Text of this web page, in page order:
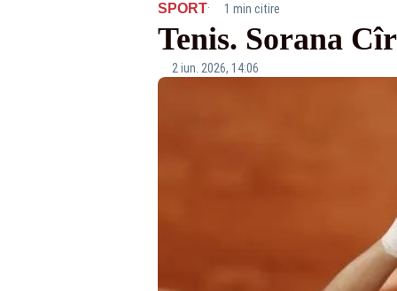
SPORT· 1 min citire
Tenis. Sorana
2 iun. 2026, 14:06